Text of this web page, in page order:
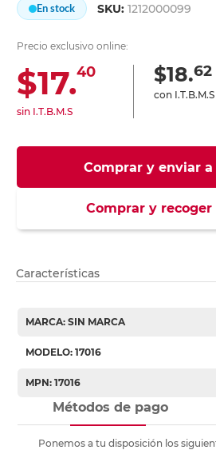
En stock SKU:1212000099
Precio exclusivo online:
$17.40
sin I.T.B.M.S
$18.62
con I.T.B.M.S
Comprar y enviar
Comprar y
Características
MARCA: SIN MARCA
MODELO: 17016
MPN: 17016
Métodos de pago
Ponemos a tu disposición los